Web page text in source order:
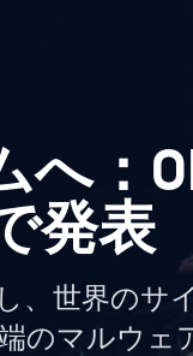
：
発表
、世界の
のマルウ